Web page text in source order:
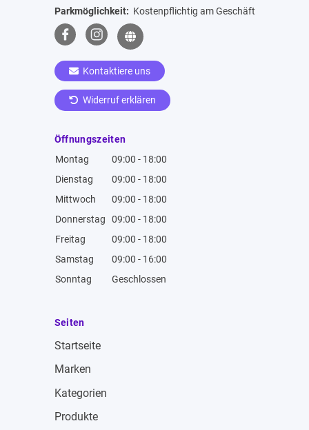
Parkmöglichkeit: Kostenpflichtig am Geschäft
Kontaktiere uns
Widerruf erklären
Öffnungszeiten
Montag
09:00 - 18:00
Dienstag
09:00 - 18:00
Mittwoch
09:00 - 18:00
Donnerstag
09:00 - 18:00
Freitag
09:00 - 18:00
Samstag
09:00 - 16:00
Sonntag
Geschlossen
Seiten
Startseite
Marken
Kategorien
Produkte